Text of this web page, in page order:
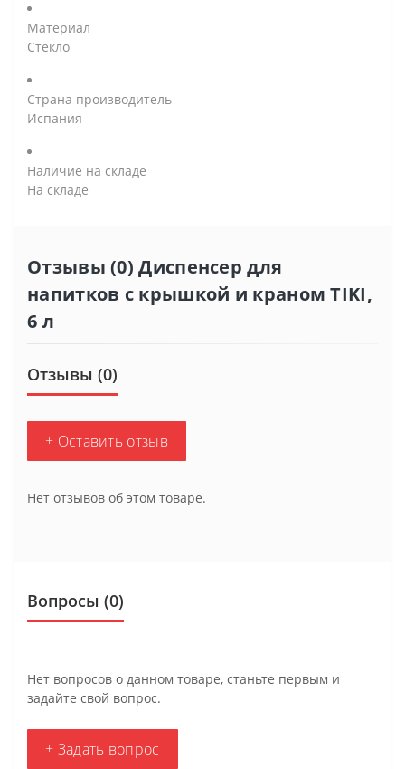
Материал
Стекло
Страна производитель
Испания
Наличие на складе
На складе
Отзывы (0) Диспенсер для
напитков с крышкой и краном TIKI,
6 л
Отзывы (0)
+ Оставить отзыв
Нет отзывов об этом товаре.
Вопросы (0)
Нет вопросов о данном товаре, станьте первым и
задайте свой вопрос.
+ Задать вопрос